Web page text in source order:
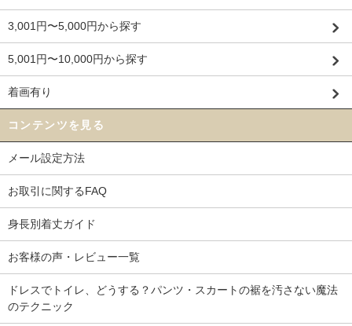
3,001円〜5,000円から探す
5,001円〜10,000円から探す
着画有り
コンテンツを見る
メール設定方法
お取引に関するFAQ
身長別着丈ガイド
お客様の声・レビュー一覧
ドレスでトイレ、どうする？パンツ・スカートの裾を汚さない魔法
のテクニック